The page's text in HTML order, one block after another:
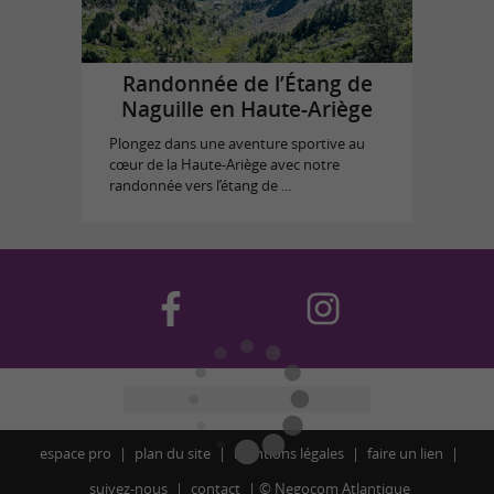
Randonnée de l’Étang de
Naguille en Haute-Ariège
Plongez dans une aventure sportive au
cœur de la Haute-Ariège avec notre
randonnée vers l’étang de ...
espace pro plan du site mentions légales
faire un lien
suivez-nous
contact © Negocom Atlantique